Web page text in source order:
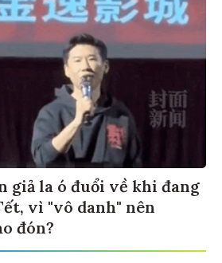
giả la ó đuổi về khi đang
vì "vô danh" nên
đón?